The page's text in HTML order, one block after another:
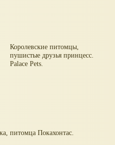
Королевские питомцы,
пушистые друзья принцесс.
Palace Pets.
питомца Покахонтас.